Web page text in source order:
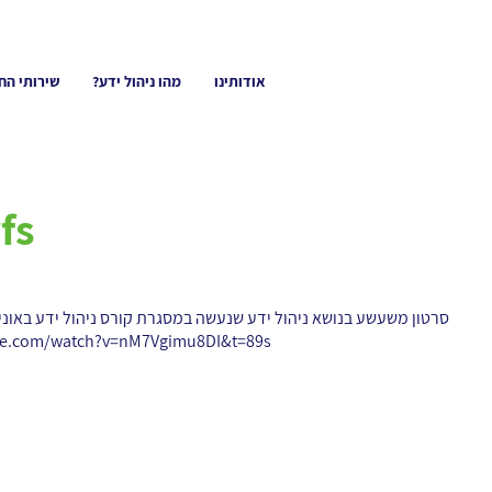
אודותינו מהו ניהול ידע? שירותי
סרטון משעשע בנושא ניהול ידע שנעשה במסגרת קורס ניהול ידע
watch?v=nM7Vgimu8DI&t=89s